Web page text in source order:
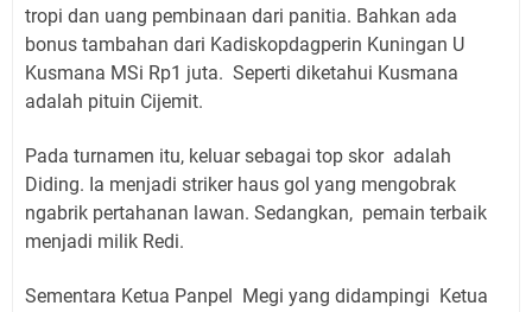
tropi dan uang pembinaan dari panitia. Bahkan ada
bonus tambahan dari Kadiskopdagperin Kuningan U
Kusmana MSi Rp1 juta. Seperti diketahui Kusmana
adalah pituin Cijemit.
Pada turnamen itu, keluar sebagai top skor adalah
Diding. Ia menjadi striker haus gol yang mengobrak
ngabrik pertahanan lawan. Sedangkan, pemain terbaik
menjadi milik Redi.
Sementara Ketua Panpel Megi yang didampingi Ketua